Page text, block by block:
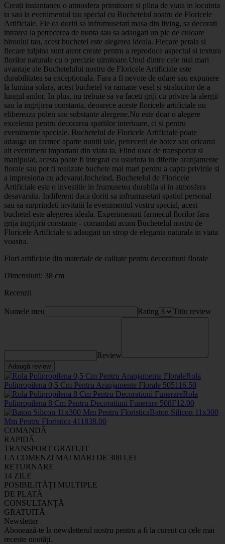
Creați instantaneu o atmosfera primitoare si plina de viata in locuinta
ta sau la evenimentul tau special cu Buchetelul nostru de Floricele
Artificiale. Fie ca doriti sa infrumusetati masa din living, sa decorati
intrarea la petrecerea de nunta sau sa adaugati un pic de culoare
biroului tau, acest buchetel este alegerea ideala. Fiecare petala si
fiecare tulpina sunt atent create pentru a reproduce aspectul si textura
florilor naturale cu o precizie uimitoare.Unul dintre cele mai mari
avantaje ale Buchetelului nostru de Floricele Artificiale este
durabilitatea sa exceptionala. Fara a fi nevoie de udare sau expunere
la lumina solara, acest buchetel va ramane vesel si stralucitor de-a
lungul anilor. In plus, nu trebuie sa va faceti griji cu privire la alergii
sau la ingrijirea constanta, deoarece aceste floricele artificiale nu
elibereaza polen sau substante alergene.Nu este doar o alegere
excelenta pentru decorarea spatiilor interioare, ci si pentru
evenimente speciale. Buchetelul de Floricele Artificiale poate
adauga un farmec aparte nuntii tale, petrecerii de botez sau oricarui
alt eveniment important din viata ta. Fiind usor de transportat si
manipulat, acesta poate fi integrat cu usurinta in diferite aranjamente
florale sau pot fi realizate buchete mai mari pentru a capta privirile si
a impresiona cu adevarat.Incheind, Buchetelul de Floricele
Artificiale este o investitie in frumusetea durabila si in atmosfera
desavarsita. Indiferent daca doriti sa infrumusetati spatiul personal
sau sa surprindeti invitatii la evenimentul vostru special, acest
buchetel este alegerea ideala. Experimentati farmecul florilor fara
grija ingrijirii constante - comandati acum Buchetelul nostru de
Floricele Artificiale si adaugati un strop de eleganta naturala in viata
voastra.
Flori artificiale din materiale de calitate pentru decoratiuni florale
Dimensiuni: 38 cm
Recenzii
Numele meu Rating Titlu review
Review
Adaugă review
Rola
Polipropilena 0,5 Cm Pentru Aranjamente Florale 50511 6.50
Rola
Polipropilena 8 Cm Pentru Decoratiuni Funerare 508F12.00
Baton Silicon 11x300
Mm Pentru Floristica 411838.00
COMANDĂ
RAPIDĂ
TRANSPORT GRATUIT
LA COMENZI MAI MARI DE 300 LEI
RETURNARE
14 ZILE
POSIBILITĂȚI MULTIPLE
DE PLATĂ
CONSULTANȚĂ
GRATUITĂ
Newsletter
Abonează-te la newsletterul nostru pentru a fi la curent cu cele mai
recente noutăți.